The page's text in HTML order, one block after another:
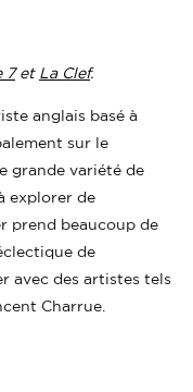
7et La Clef.
anglais basé à
sur le
grande variété de
explorer de
prend beaucoup de
de
avec des artistes tels
Charrue.